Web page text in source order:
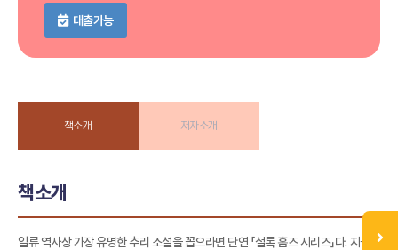
대출가능
책소개 저자소개
책소개
일류 역사상 가장 유명한 추리 소설을 꼽으라면 단연 「셜록 홈즈 시리즈」다. 지금까